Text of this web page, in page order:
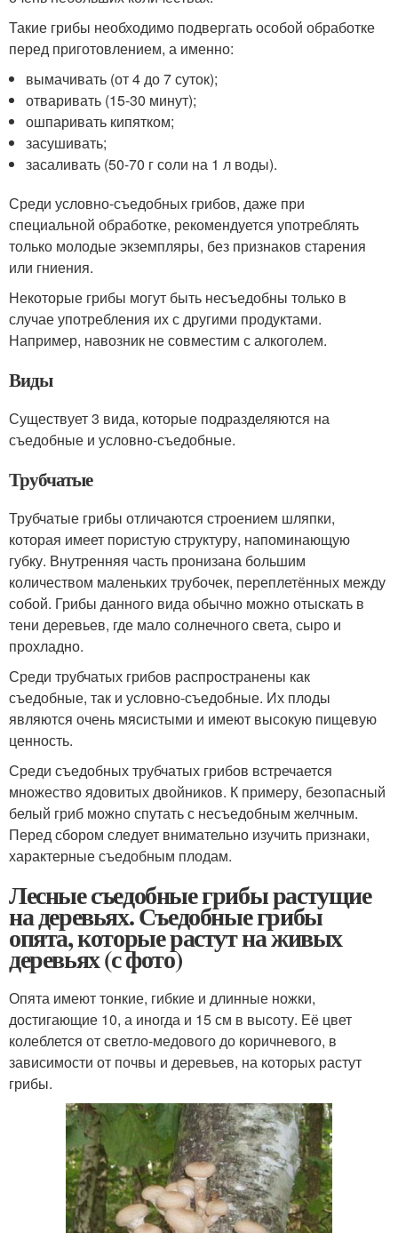
Такие грибы необходимо подвергать особой обработке
перед приготовлением, а именно:
вымачивать (от 4 до 7 суток);
отваривать (15-30 минут);
ошпаривать кипятком;
засушивать;
засаливать (50-70 г соли на 1 л воды).
Среди условно-съедобных грибов, даже при
специальной обработке, рекомендуется употреблять
только молодые экземпляры, без признаков старения
или гниения.
Некоторые грибы могут быть несъедобны только в
случае употребления их с другими продуктами.
Например, навозник не совместим с алкоголем.
Виды
Существует 3 вида, которые подразделяются на
съедобные и условно-съедобные.
Трубчатые
Трубчатые грибы отличаются строением шляпки,
которая имеет пористую структуру, напоминающую
губку. Внутренняя часть пронизана большим
количеством маленьких трубочек, переплетённых между
собой. Грибы данного вида обычно можно отыскать в
тени деревьев, где мало солнечного света, сыро и
прохладно.
Среди трубчатых грибов распространены как
съедобные, так и условно-съедобные. Их плоды
являются очень мясистыми и имеют высокую пищевую
ценность.
Среди съедобных трубчатых грибов встречается
множество ядовитых двойников. К примеру, безопасный
белый гриб можно спутать с несъедобным желчным.
Перед сбором следует внимательно изучить признаки,
характерные съедобным плодам.
Лесные съедобные грибы растущие
на деревьях. Съедобные грибы
опята, которые растут на живых
деревьях (с фото)
Опята имеют тонкие, гибкие и длинные ножки,
достигающие 10, а иногда и 15 см в высоту. Её цвет
колеблется от светло-медового до коричневого, в
зависимости от почвы и деревьев, на которых растут
грибы.